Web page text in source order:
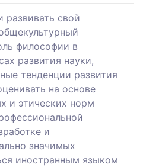
развивать свой
философии в
развития науки,
тенденции развития
на основе
и этических норм
и
значимых
иностранным языком